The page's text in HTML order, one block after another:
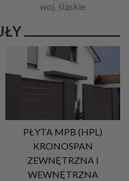
woj. śląskie
PŁYTA MPB (HPL)
KRONOSPAN
ZEWNĘTRZNA I
WEWNĘTRZNA